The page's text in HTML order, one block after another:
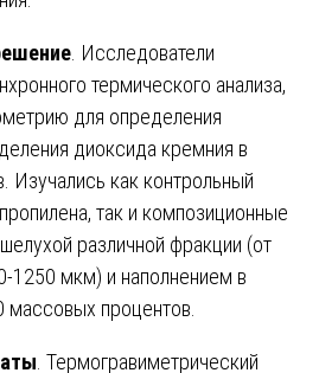
. Исследователи
термического анализа,
для определения
диоксида кремния в
Изучались как контрольный
так и композиционные
различной фракции (от
мкм) и наполнением в
массовых процентов.
. Термогравиметрический